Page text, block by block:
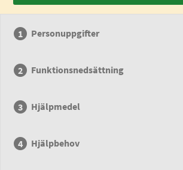
Personuppgifter
Funktionsnedsättning
Hjälpmedel
Hjälpbehov